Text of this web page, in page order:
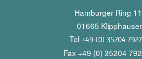
Hamburger Ring
01665
Tel +49 (0) 35204
Fax +49 (0) 35204